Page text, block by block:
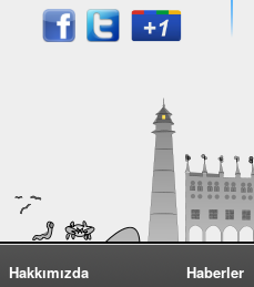
Hakkımızda
Haberler